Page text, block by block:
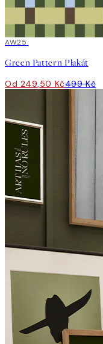
50%*
AW25
Green Pattern Plakát
Od 249,50 Kč499 Kč